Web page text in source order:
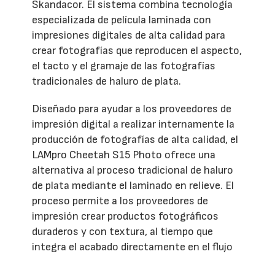
Skandacor. El sistema combina tecnología
especializada de película laminada con
impresiones digitales de alta calidad para
crear fotografías que reproducen el aspecto,
el tacto y el gramaje de las fotografías
tradicionales de haluro de plata.
Diseñado para ayudar a los proveedores de
impresión digital a realizar internamente la
producción de fotografías de alta calidad, el
LAMpro Cheetah S15 Photo ofrece una
alternativa al proceso tradicional de haluro
de plata mediante el laminado en relieve. El
proceso permite a los proveedores de
impresión crear productos fotográficos
duraderos y con textura, al tiempo que
integra el acabado directamente en el flujo